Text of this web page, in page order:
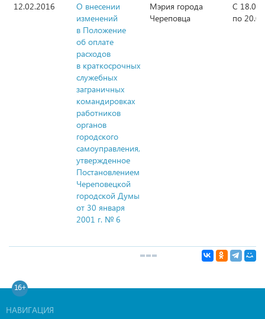
12.02.2016
О внесении
изменений
в Положение
об оплате
расходов
в краткосрочных
служебных
заграничных
командировках
работников
органов
городского
самоуправления,
утвержденное
Постановлением
Череповецкой
городской Думы
от 30 января
2001 г. № 6
Мэрия города
Череповца
С
по
16+
НАВИГАЦИЯ